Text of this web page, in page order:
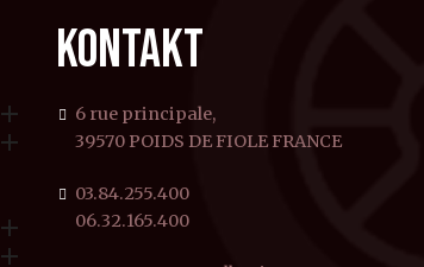




KONTAKT
6 rue principale,
39570 POIDS DE FIOLE FRANCE
03.84.255.400
06.32.165.400